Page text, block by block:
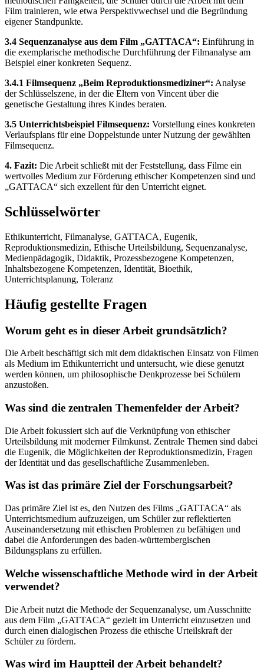
Film trainieren, wie etwa Perspektivwechsel und die Begründung
eigener Standpunkte.
3.4 Sequenzanalyse aus dem Film „GATTACA“: Einführung in
die exemplarische methodische Durchführung der Filmanalyse am
Beispiel einer konkreten Sequenz.
3.4.1 Filmsequenz „Beim Reproduktionsmediziner“: Analyse
der Schlüsselszene, in der die Eltern von Vincent über die
genetische Gestaltung ihres Kindes beraten.
3.5 Unterrichtsbeispiel Filmsequenz: Vorstellung eines konkreten
Verlaufsplans für eine Doppelstunde unter Nutzung der gewählten
Filmsequenz.
4. Fazit: Die Arbeit schließt mit der Feststellung, dass Filme ein
wertvolles Medium zur Förderung ethischer Kompetenzen sind und
„GATTACA“ sich exzellent für den Unterricht eignet.
Schlüsselwörter
Ethikunterricht, Filmanalyse, GATTACA, Eugenik,
Reproduktionsmedizin, Ethische Urteilsbildung, Sequenzanalyse,
Medienpädagogik, Didaktik, Prozessbezogene Kompetenzen,
Inhaltsbezogene Kompetenzen, Identität, Bioethik,
Unterrichtsplanung, Toleranz
Häufig gestellte Fragen
Worum geht es in dieser Arbeit grundsätzlich?
Die Arbeit beschäftigt sich mit dem didaktischen Einsatz von Filmen
als Medium im Ethikunterricht und untersucht, wie diese genutzt
werden können, um philosophische Denkprozesse bei Schülern
anzustoßen.
Was sind die zentralen Themenfelder der Arbeit?
Die Arbeit fokussiert sich auf die Verknüpfung von ethischer
Urteilsbildung mit moderner Filmkunst. Zentrale Themen sind dabei
die Eugenik, die Möglichkeiten der Reproduktionsmedizin, Fragen
der Identität und das gesellschaftliche Zusammenleben.
Was ist das primäre Ziel der Forschungsarbeit?
Das primäre Ziel ist es, den Nutzen des Films „GATTACA“ als
Unterrichtsmedium aufzuzeigen, um Schüler zur reflektierten
Auseinandersetzung mit ethischen Problemen zu befähigen und
dabei die Anforderungen des baden-württembergischen
Bildungsplans zu erfüllen.
Welche wissenschaftliche Methode wird in der Arbeit
verwendet?
Die Arbeit nutzt die Methode der Sequenzanalyse, um Ausschnitte
aus dem Film „GATTACA“ gezielt im Unterricht einzusetzen und
durch einen dialogischen Prozess die ethische Urteilskraft der
Schüler zu fördern.
Was wird im Hauptteil der Arbeit behandelt?